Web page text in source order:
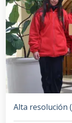
Alta resolución (